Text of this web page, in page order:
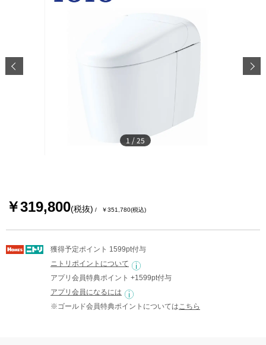
1 /25
￥319,800(税抜) ￥351,780(税込)
獲得予定ポイント 1599pt付与
ニトリポイントについて
アプリ会員特典ポイント +1599pt付与
アプリ会員になるには
※ゴールド会員特典ポイントについては こちら